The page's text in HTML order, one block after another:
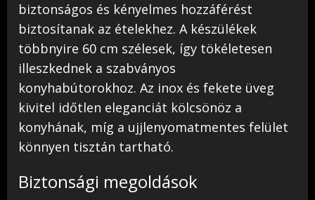
biztonságos és kényelmes hozzáférést
biztosítanak az ételekhez. A készülékek
többnyire 60 cm szélesek, így tökéletesen
illeszkednek a szabványos
konyhabútorokhoz. Az inox és fekete üveg
kivitel időtlen eleganciát kölcsönöz a
konyhának, míg a ujjlenyomatmentes felület
könnyen tisztán tartható.
Biztonsági megoldások